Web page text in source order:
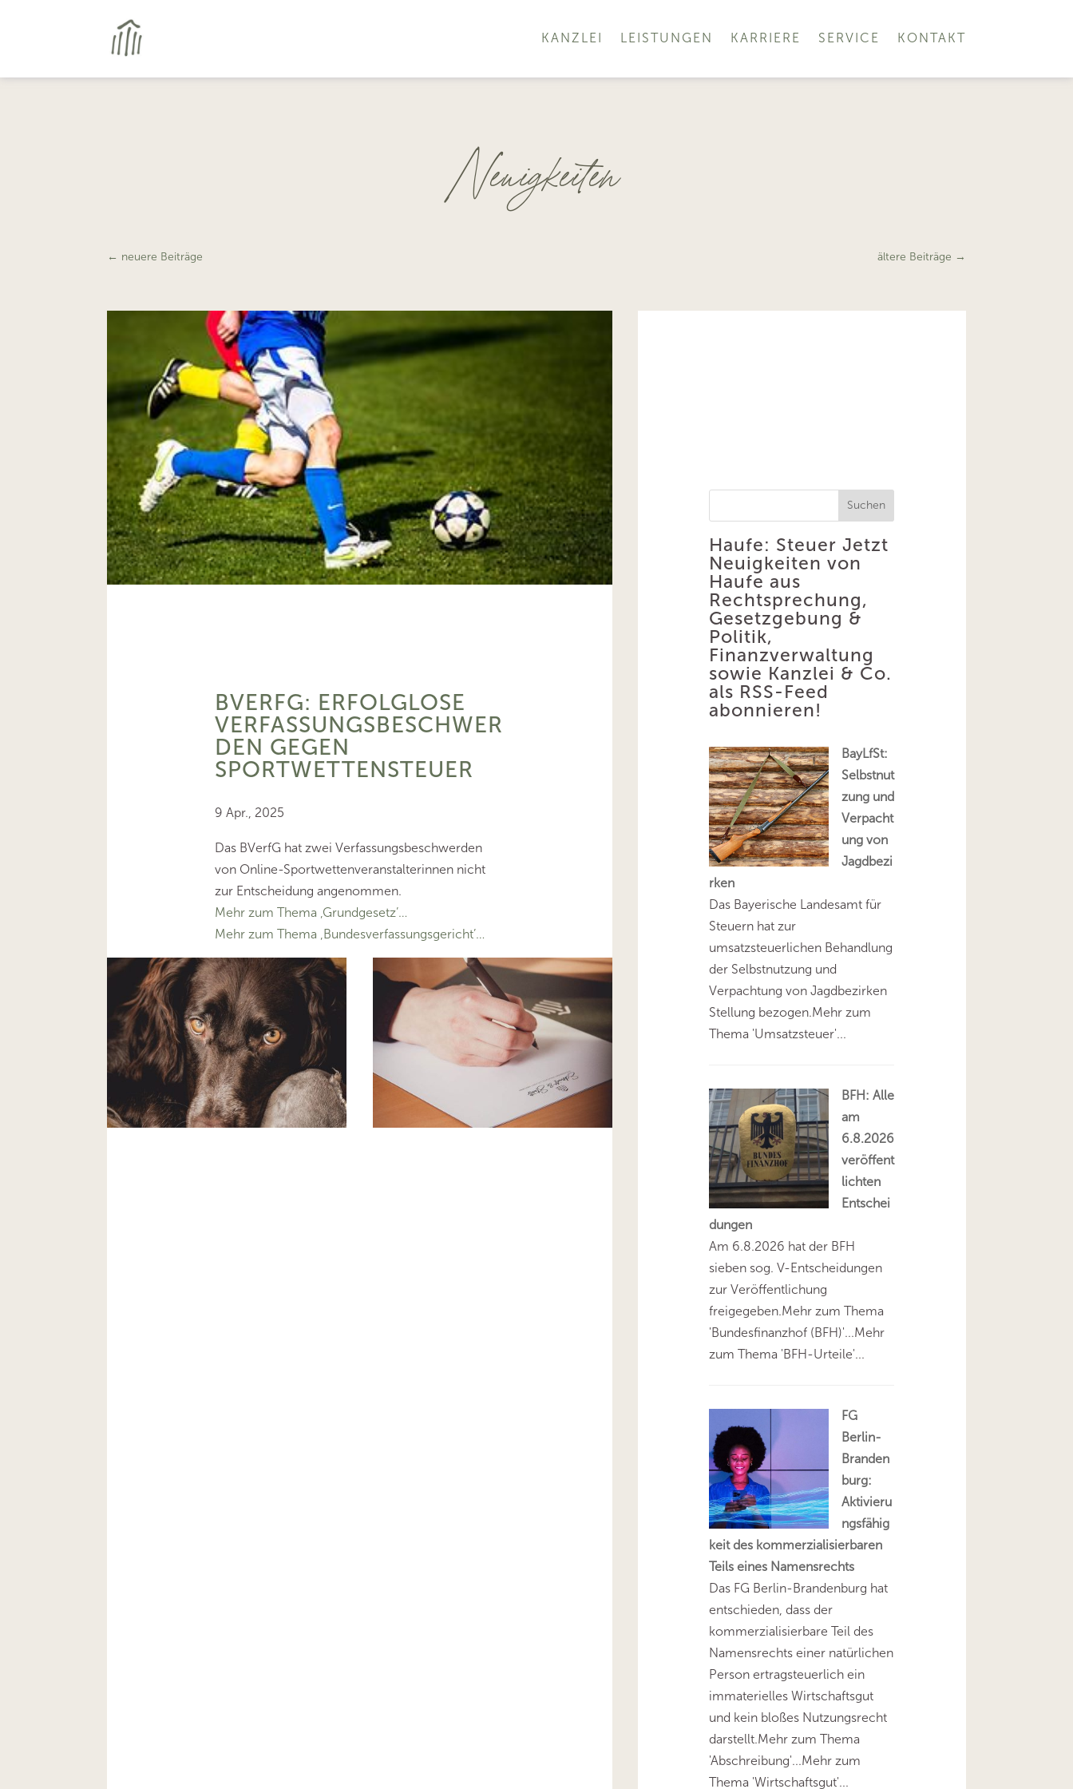
KANZLEI LEISTUNGEN KARRIERE SERVICE KONTAKT
Neuigkeiten
← neuere Beiträge ältere Beiträge →
BVERFG: ERFOLGLOSE
VERFASSUNGSBESCHWER
DEN GEGEN
SPORTWETTENSTEUER
9 Apr., 2025
Das BVerfG hat zwei Verfassungsbeschwerden
von Online-Sportwettenveranstalterinnen nicht
zur Entscheidung angenommen.
Mehr zum Thema ‚Grundgesetz’…
Mehr zum Thema ‚Bundesverfassungsgericht’…
Suchen
Haufe: Steuer Jetzt
Neuigkeiten von
Haufe aus
Rechtsprechung,
Gesetzgebung &
Politik,
Finanzverwaltung
sowie Kanzlei & Co.
als RSS-Feed
abonnieren!
BayLfSt:
Selbstnut
zung und
Verpacht
ung von
Jagdbezi
rken
Das Bayerische Landesamt für
Steuern hat zur
umsatzsteuerlichen Behandlung
der Selbstnutzung und
Verpachtung von Jagdbezirken
Stellung bezogen.Mehr zum
Thema 'Umsatzsteuer'...
BFH: Alle
am
6.8.2026
veröffent
lichten
Entschei
dungen
Am 6.8.2026 hat der BFH
sieben sog. V-Entscheidungen
zur Veröffentlichung
freigegeben.Mehr zum Thema
'Bundesfinanzhof (BFH)'...Mehr
zum Thema 'BFH-Urteile'...
FG
Berlin-
Branden
burg:
Aktivieru
ngsfähig
keit des kommerzialisierbaren
Teils eines Namensrechts
Das FG Berlin-Brandenburg hat
entschieden, dass der
kommerzialisierbare Teil des
Namensrechts einer natürlichen
Person ertragsteuerlich ein
immaterielles Wirtschaftsgut
und kein bloßes Nutzungsrecht
darstellt.Mehr zum Thema
'Abschreibung'...Mehr zum
Thema 'Wirtschaftsgut'...